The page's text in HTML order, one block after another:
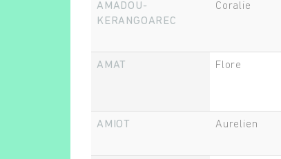
AMADOU-
KERANGOAREC
Coralie
AMAT Flore
AMIOT Aurelien